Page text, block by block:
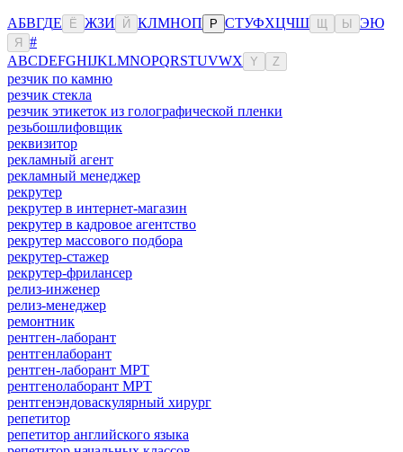
АБВГДЕ Ё ЖЗИ Й КЛМНОП Р СТУФХЦЧШ Ы ЭЮ
Я
#
ABCDEFGHIJKLMNOPQRSTUVWX Y Z
резчик по камню
резчик стекла
резчик этикеток из голографической пленки
резьбошлифовщик
реквизитор
рекламный агент
рекламный менеджер
рекрутер
рекрутер в интернет-магазин
рекрутер в кадровое агентство
рекрутер массового подбора
рекрутер-стажер
рекрутер-фрилансер
релиз-инженер
релиз-менеджер
ремонтник
рентген-лаборант
рентгенлаборант
рентген-лаборант МРТ
рентгенолаборант МРТ
рентгенэндоваскулярный хирург
репетитор
репетитор английского языка